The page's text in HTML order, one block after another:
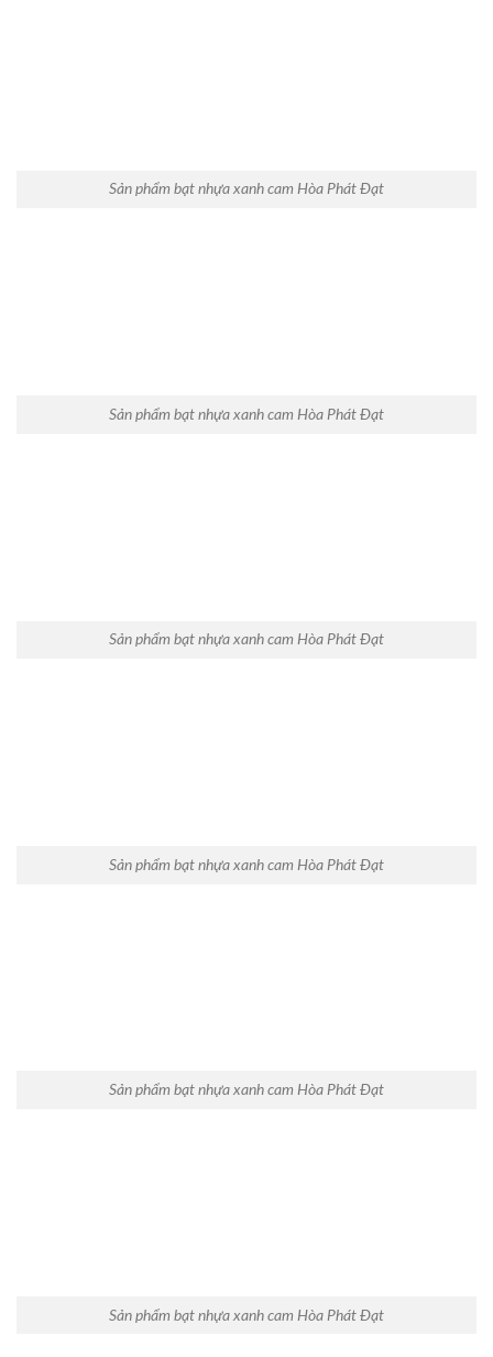
Sản phẩm bạt nhựa xanh cam Hòa Phát Đạt
Sản phẩm bạt nhựa xanh cam Hòa Phát Đạt
Sản phẩm bạt nhựa xanh cam Hòa Phát Đạt
Sản phẩm bạt nhựa xanh cam Hòa Phát Đạt
Sản phẩm bạt nhựa xanh cam Hòa Phát Đạt
Sản phẩm bạt nhựa xanh cam Hòa Phát Đạt